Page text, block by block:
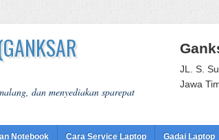
dan menyediakan sparepat
JL. S.
Jawa
Notebook Cara Service Laptop Gadai Laptop